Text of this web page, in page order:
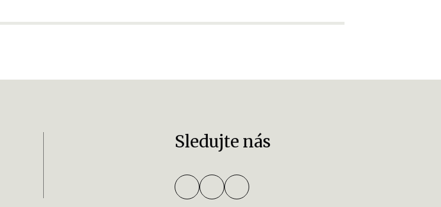
Sledujte nás